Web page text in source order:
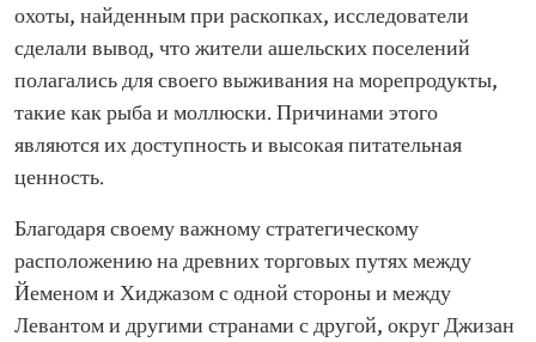
охоты, найденным при раскопках, исследователи
сделали вывод, что жители ашельских поселений
полагались для своего выживания на морепродукты,
такие как рыба и моллюски. Причинами этого
являются их доступность и высокая питательная
ценность.
Благодаря своему важному стратегическому
расположению на древних торговых путях между
Йеменом и Хиджазом с одной стороны и между
Левантом и другими странами с другой, округ Джизан